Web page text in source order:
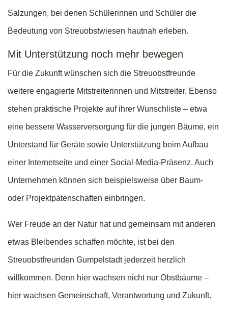
Salzungen, bei denen Schülerinnen und Schüler die
Bedeutung von Streuobstwiesen hautnah erleben.
Mit Unterstützung noch mehr bewegen
Für die Zukunft wünschen sich die Streuobstfreunde
weitere engagierte Mitstreiterinnen und Mitstreiter. Ebenso
stehen praktische Projekte auf ihrer Wunschliste – etwa
eine bessere Wasserversorgung für die jungen Bäume, ein
Unterstand für Geräte sowie Unterstützung beim Aufbau
einer Internetseite und einer Social-Media-Präsenz. Auch
Unternehmen können sich beispielsweise über Baum-
oder Projektpatenschaften einbringen.
Wer Freude an der Natur hat und gemeinsam mit anderen
etwas Bleibendes schaffen möchte, ist bei den
Streuobstfreunden Gumpelstadt jederzeit herzlich
willkommen. Denn hier wachsen nicht nur Obstbäume –
hier wachsen Gemeinschaft, Verantwortung und Zukunft.